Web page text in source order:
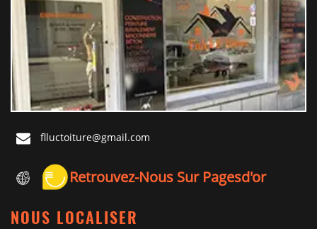
flluctoiture@gmail.com
Retrouvez-Nous Sur Pagesd'or
NOUS LOCALISER